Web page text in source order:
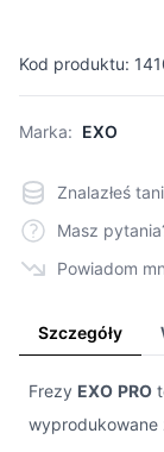
Kod produktu:
Marka: EXO
Znalazłeś
Masz
Powiadom
Szczegóły
Frezy EXO PRO
wyprodukowane